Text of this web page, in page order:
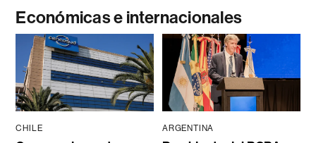
Económicas e internacionales
CHILE ARGENTINA